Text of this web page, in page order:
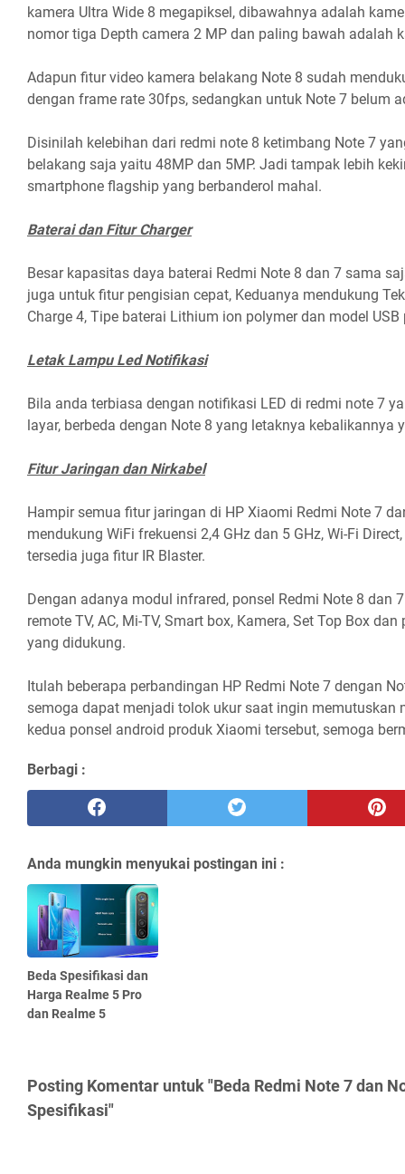
kamera Ultra Wide 8 megapiksel, dibawahnya adalah
nomor tiga Depth camera 2 MP dan paling bawah adalah
Adapun fitur video kamera belakang Note 8 sudah
dengan frame rate 30fps, sedangkan untuk Note 7 belum
Disinilah kelebihan dari redmi note 8 ketimbang Note 7
belakang saja yaitu 48MP dan 5MP. Jadi tampak lebih
smartphone flagship yang berbanderol mahal.
Baterai dan Fitur Charger
Besar kapasitas daya baterai Redmi Note 8 dan 7 sama
juga untuk fitur pengisian cepat, Keduanya mendukung
Charge 4, Tipe baterai Lithium ion polymer dan model USB
Letak Lampu Led Notifikasi
Bila anda terbiasa dengan notifikasi LED di redmi note 7
layar, berbeda dengan Note 8 yang letaknya kebalikannya
Fitur Jaringan dan Nirkabel
Hampir semua fitur jaringan di HP Xiaomi Redmi Note 7
mendukung WiFi frekuensi 2,4 GHz dan 5 GHz, Wi-Fi
tersedia juga fitur IR Blaster.
Dengan adanya modul infrared, ponsel Redmi Note 8 dan
remote TV, AC, Mi-TV, Smart box, Kamera, Set Top Box
yang didukung.
Itulah beberapa perbandingan HP Redmi Note 7 dengan
semoga dapat menjadi tolok ukur saat ingin memutuskan
kedua ponsel android produk Xiaomi tersebut, semoga
Berbagi :
Anda mungkin menyukai postingan ini :
Beda Spesifikasi dan
Harga Realme 5 Pro
dan Realme 5
Posting Komentar untuk "Beda Redmi Note 7 dan
Spesifikasi"